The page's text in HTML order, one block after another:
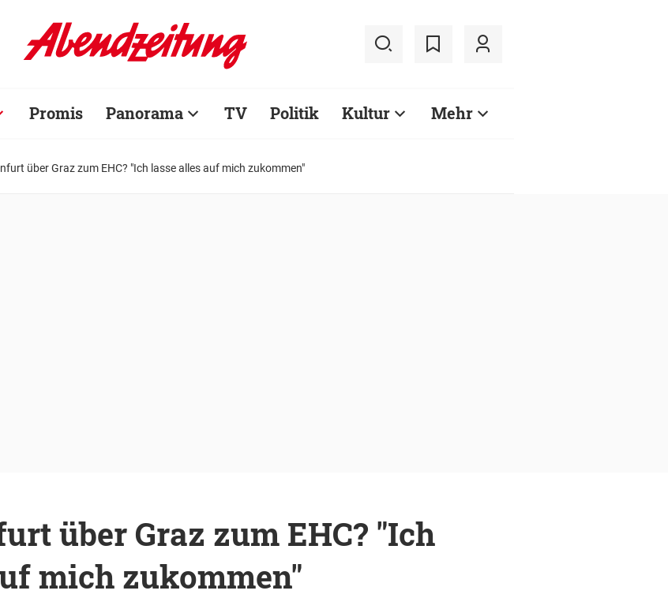
Promis Panorama TV Politik Kultur Mehr
über Graz zum EHC? "Ich lasse alles auf mich zukommen"
über Graz zum EHC? "Ich
mich zukommen"